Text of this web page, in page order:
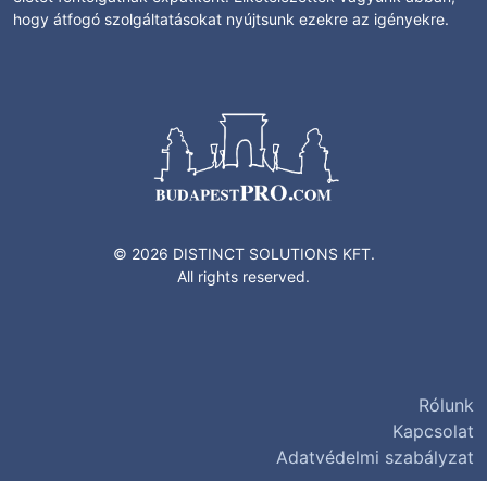
hogy átfogó szolgáltatásokat nyújtsunk ezekre az igényekre.
© 2026 DISTINCT SOLUTIONS KFT.
All rights reserved.
Rólunk
Kapcsolat
Adatvédelmi szabályzat